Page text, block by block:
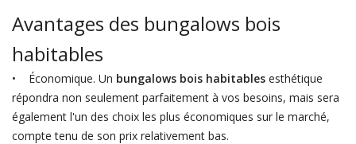
Avantages des bungalows bois
habitables
• Économique. Un bungalows bois habitablesesthétique
répondra non seulement parfaitement à vos besoins, mais sera
également l'un des choix les plus économiques sur le marché,
compte tenu de son prix relativement bas.